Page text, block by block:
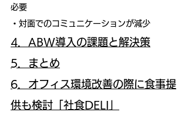
必要
・対面でのコミュニケーションが減少
4．ABW導入の課題と解決策
5．まとめ
6．オフィス環境改善の際に食事提
供も検討「社食DELI」